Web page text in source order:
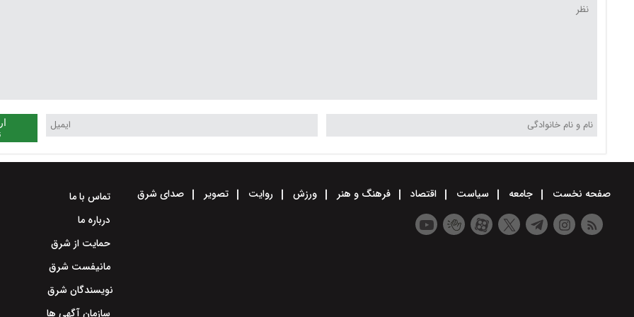
صفحه نخست جامعه سیاست اقتصاد فرهنگ و هنر ورزش روایت تصویر صدای شرق
تماس با ما
درباره ما
حمایت از شرق
مانیفست شرق
نویسندگان شرق
سازمان آگهی ها